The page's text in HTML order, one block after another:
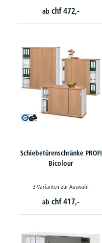
ab chf 472,-
Schiebetürenschränke PROFI
Bicolour
3 Varianten zur Auswahl
ab chf 417,-